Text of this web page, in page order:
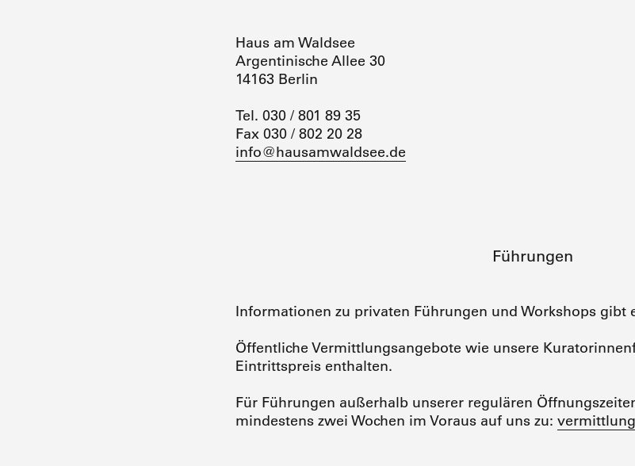
Haus am Waldsee
Argentinische Allee 30
14163 Berlin
Tel. 030 / 801 89 35
Fax 030 / 802 20 28
info@hausamwaldsee.de
Führungen
Informationen zu privaten Führungen und Workshops gibt
Öffentliche Vermittlungsangebote wie unsere
Eintrittspreis enthalten.
Für Führungen außerhalb unserer regulären
mindestens zwei Wochen im Voraus auf uns zu: